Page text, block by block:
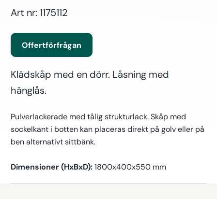
Art nr: 1175112
Offertförfrågan
Klädskåp med en dörr. Låsning med
hänglås.
Pulverlackerade med tålig strukturlack. Skåp med
sockelkant i botten kan placeras direkt på golv eller på
ben alternativt sittbänk.
Dimensioner (HxBxD): 1800x400x550 mm